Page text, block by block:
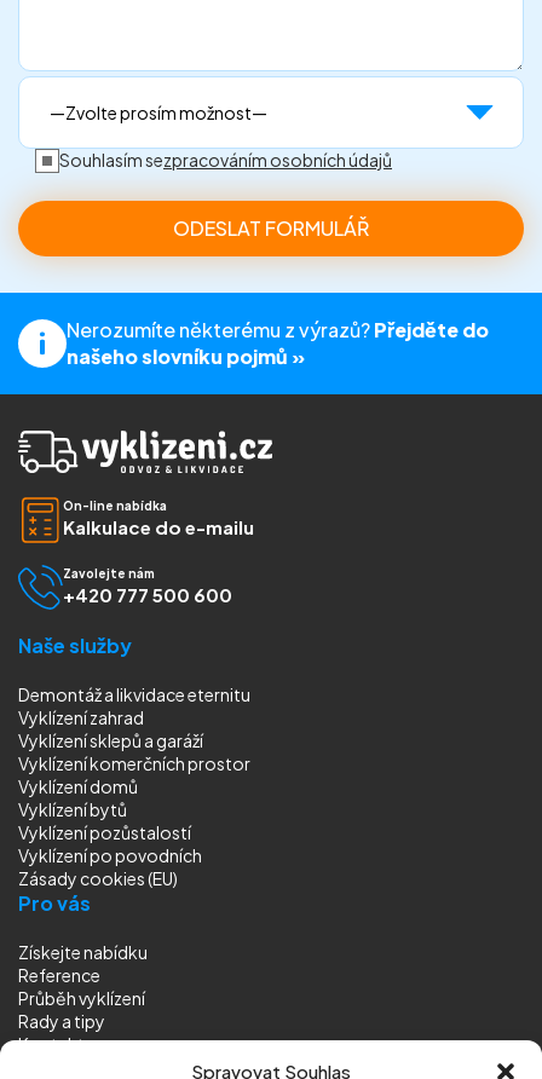
Spravovat Souhlas
Souhlasím sezpracováním osobních údajů
Nerozumíte některému z výrazů?Přejděte do
našeho slovníku pojmů »
On-line nabídka
Kalkulace do e-mailu
Zavolejte nám
+420 777 500 600
Naše služby
Demontáž a likvidace eternitu
Vyklízení zahrad
Vyklízení sklepů a garáží
Vyklízení komerčních prostor
Vyklízení domů
Vyklízení bytů
Vyklízení pozůstalostí
Vyklízenípo povodních
Zásady cookies (EU)
Pro vás
Získejte nabídku
Reference
Průběh vyklízení
Rady a tipy
Kontakt